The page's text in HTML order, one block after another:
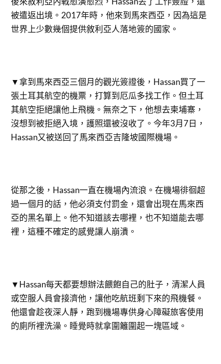
被遣返出境。2017年時，他來到馬來西亞，因為這是
世界上少數幾個提供敘利亞人落地簽的國家。
▼拿到馬來西亞三個月的觀光簽證後，Hassan買了一
張土耳其航空的機票，打算到厄瓜多找工作。但土耳
其航空拒絕讓他上飛機。無奈之下，他想去柬埔寨，
沒想到被拒絕入境，護照還被沒收了。今年3月7日，
Hassan又被送回了馬來西亞吉隆坡國際機場。
從那之後，Hassan一直在機場內流浪。在機場徘徊超
過一個月的話，他必須支付罰金，還會出現在馬來西
亞的黑名單上。他不知道該去哪裡，也不知道能去哪
裡，這種不確定的感覺讓人崩潰。
▼Hassan每天都要想辦法餵飽自己的肚子，清潔人員
或空服人員會接濟他，讓他吃航班剩下來的飛機餐。
他還會趁夜深人靜，跑到機場專供身心障礙旅客使用
的廁所裡洗澡。睡覺時就拿圍籬圍起一塊區域。